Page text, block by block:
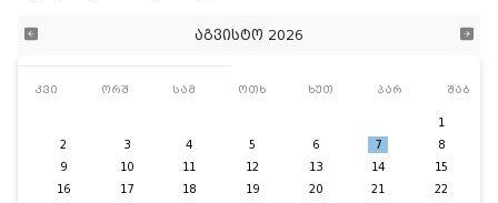
აგვისტო 2026
კვი ორშ სამ ოთხ ხუთ პარ შაბ
1
2
3 4 5 6 7
8
9
10 11 12 13 14
15
16
17 18 19 20 21
22